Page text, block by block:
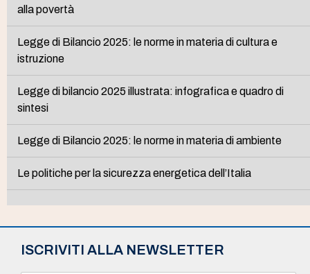
alla povertà
Legge di Bilancio 2025: le norme in materia di cultura e
istruzione
Legge di bilancio 2025 illustrata: infografica e quadro di
sintesi
Legge di Bilancio 2025: le norme in materia di ambiente
Le politiche per la sicurezza energetica dell’Italia
ISCRIVITI ALLA NEWSLETTER